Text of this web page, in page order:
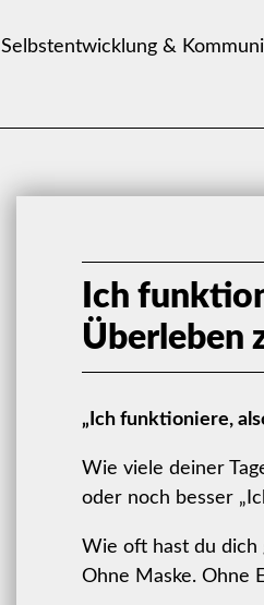
Selbstentwicklung &
Ich
Überleben
„Ich funktioniere,
Wie viele deiner
oder noch besser
Wie oft hast du dich
Ohne Maske. Ohne